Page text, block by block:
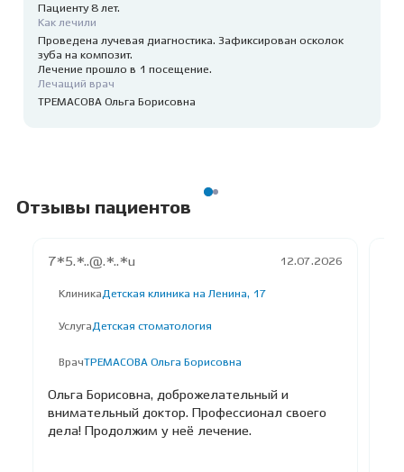
Пациенту 8 лет.
Как лечили
Проведена лучевая диагностика. Зафиксирован осколок
зуба на композит.
Лечение прошло в 1 посещение.
Лечащий врач
ТРЕМАСОВА Ольга Борисовна
Отзывы пациентов
7*5.*..@.*..*u 12.07.2026
Клиника Детская клиника на Ленина, 17
Услуга Детская стоматология
ВрачТРЕМАСОВА Ольга Борисовна
Ольга Борисовна, доброжелательный и
внимательный доктор. Профессионал своего
дела! Продолжим у неё лечение.